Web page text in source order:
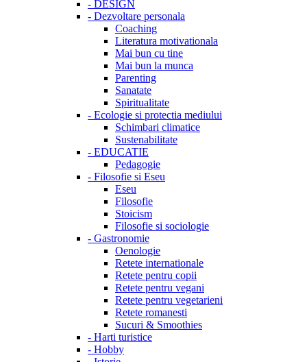
- DESIGN
- Dezvoltare personala
Coaching
Literatura motivationala
Mai bun cu tine
Mai bun la munca
Parenting
Sanatate
Spiritualitate
- Ecologie si protectia mediului
Schimbari climatice
Sustenabilitate
- EDUCATIE
Pedagogie
- Filosofie si Eseu
Eseu
Filosofie
Stoicism
Filosofie si sociologie
- Gastronomie
Oenologie
Retete internationale
Retete pentru copii
Retete pentru vegani
Retete pentru vegetarieni
Retete romanesti
Sucuri & Smoothies
- Harti turistice
- Hobby